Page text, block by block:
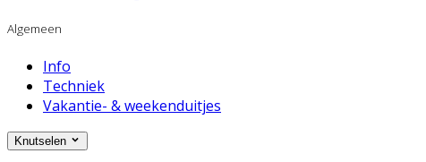
Algemeen
Info
Techniek
Vakantie- & weekenduitjes
Knutselen